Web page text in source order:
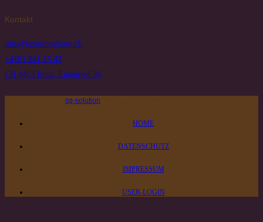
Kontakt
info@texaslonghorn.ch
+4161 841 15 42
CH 4463 Buus, Eigenried 36
sg-solution
HOME
DATENSCHUTZ
IMPRESSUM
USER-LOGIN